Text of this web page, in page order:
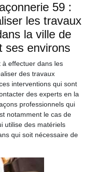
59 :
les travaux
la ville de
ses environs
à effectuer dans les
des travaux
interventions qui sont
des experts en la
professionnels qui
notamment le cas de
utilise des matériels
qui soit nécessaire de